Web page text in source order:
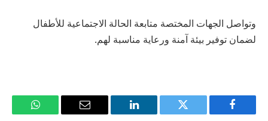
وتواصل الجهات المختصة متابعة الحالة الاجتماعية للأطفال
لضمان توفير بيئة آمنة ورعاية مناسبة لهم.
فيسبوك تويتر لينكدإن
البريد
واتساب